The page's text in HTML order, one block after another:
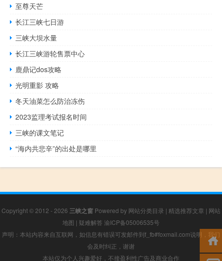
至尊天芒
长江三峡七日游
三峡大坝水量
长江三峡游轮售票中心
鹿鼎记dos攻略
光明重影 攻略
冬天油菜怎么防治冻伤
2023监理考试报名时间
三峡的课文笔记
“海内共悲辛”的出处是哪里
Copyright © 2012 - 2026 三峡之窗 Powered by 网站分类目录 | 精选推荐文章 | 网站
地图 | 疑难解答 渝ICP备05006535号
声明：本站内容来自互联网，如信息有错误可发邮件到f_fb#foxmail.com说明，我们
会及时纠正，谢谢
本站仅为个人兴趣爱好，不接盈利性广告及商业合作